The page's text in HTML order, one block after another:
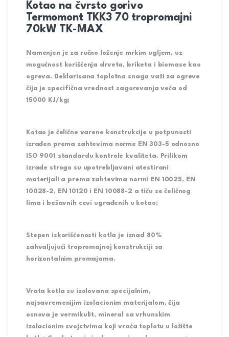
Kotao na čvrsto gorivo
Termomont TKK3 70 tropromajni
70kW TK-MAX
Namenjen je za ručno loženje mrkim ugljem, uz
mogućnost korišćenja drveta, briketa i biomase kao
ogreva. Deklarisana toplotna snaga važi za ogreve
čija je specifična vrednost sagorevanja veća od
15000 KJ/kg;
Kotao je čelične varene konstrukcije u potpunosti
izrađen prema zahtevima norme EN 303-5 odnosno
ISO 9001 standardu kontrole kvaliteta. Prilikom
izrade strogo su upotrebljavani atestirani
materijali a prema zahtevima normi EN 10025, EN
10028-2, EN 10120 i EN 10088-2 a tiču se čeličnog
lima i bešavnih cevi ugrađenih u kotao;
Stepen iskorišćenosti kotla je iznad 80%
zahvaljujući tropromajnoj konstrukciji sa
horizontalnim promajama.
Vrata kotla su izolovana specijalnim,
najsavremenijim izolacionim materijalom, čija
osnova je vermikulit, mineral sa vrhunskim
izolacionim svojstvima koji vraća toplotu u ložište